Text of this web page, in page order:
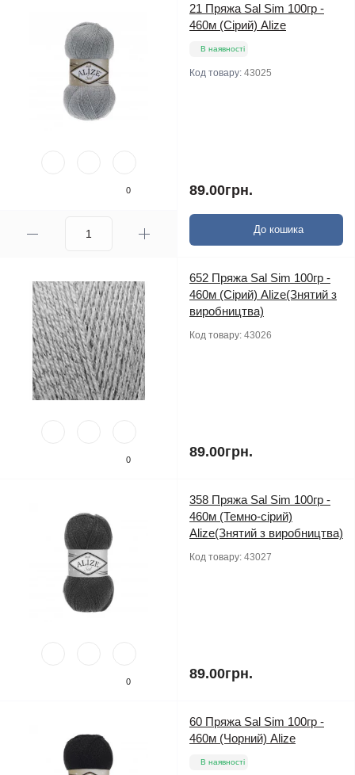
0
21 Пряжа Sal Sim 100гр -
460м (Сірий) Alize
В наявності
Код товару: 43025
89.00грн.
До кошика
0
652 Пряжа Sal Sim 100гр -
460м (Сірий) Alize(Знятий з
виробництва)
Код товару: 43026
89.00грн.
0
358 Пряжа Sal Sim 100гр -
460м (Темно-сірий)
Alize(Знятий з виробництва)
Код товару: 43027
89.00грн.
60 Пряжа Sal Sim 100гр -
460м (Чорний) Alize
В наявності